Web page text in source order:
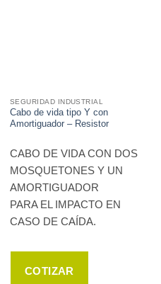
SEGURIDAD INDUSTRIAL
Cabo de vida tipo Y con
Amortiguador – Resistor
CABO DE VIDA CON DOS
MOSQUETONES Y UN
AMORTIGUADOR
PARA EL IMPACTO EN
CASO DE CAÍDA.
COTIZAR